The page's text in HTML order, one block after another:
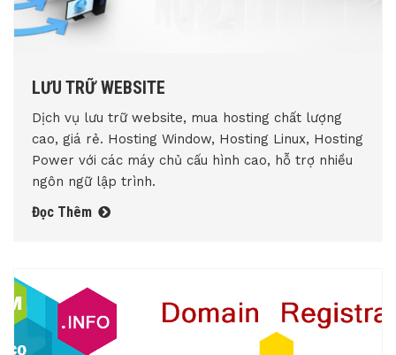
LƯU TRỮ WEBSITE
Dịch vụ lưu trữ website, mua hosting chất lượng
cao, giá rẻ. Hosting Window, Hosting Linux, Hosting
Power với các máy chủ cấu hình cao, hỗ trợ nhiều
ngôn ngữ lập trình.
Đọc Thêm